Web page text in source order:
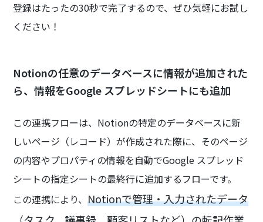
登録はたったの30秒で完了するので、ぜひ気軽にお試し
ください！
Notionの任意のデータベースに情報が追加された
ら、情報をGoogle スプレッドシートにも追加
この連携フローは、Notionの特定のデータベースに新
しいページ（レコード）が作成された際に、そのページ
の内容やプロパティの情報を自動でGoogle スプレッド
シートの指定シートの最終行に追加するフローです。
この連携により、Notionで管理・入力されたデータ